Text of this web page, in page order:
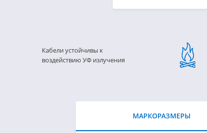
Кабели устойчивы к
воздействию УФ излучения
МАРКОРАЗМЕРЫ